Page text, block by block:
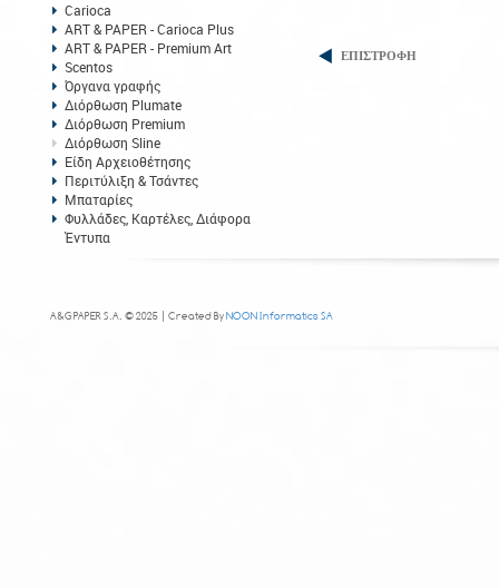
Carioca
ART & PAPER - Carioca Plus
ART & PAPER - Premium Art
Scentos
Όργανα γραφής
Διόρθωση Plumate
Διόρθωση Premium
Διόρθωση Sline
Είδη Αρχειοθέτησης
Περιτύλιξη & Τσάντες
Μπαταρίες
Φυλλάδες, Καρτέλες, Διάφορα
Έντυπα
ΕΠΙΣΤΡΟΦΗ
A&G PAPER S.A. © 2025 | Created ByNOON Informatics SA